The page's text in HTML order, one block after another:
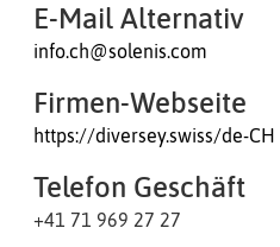
E-Mail Alternativ
info.ch@solenis.com
Firmen-Webseite
https://diversey.swiss/de-CH
Telefon Geschäft
+41 71 969 27 27